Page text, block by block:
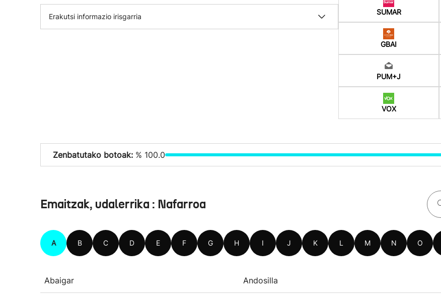
Erakutsi informazio irisgarria
SUMAR
GBAI
PUM+J
VOX
Zenbatutako botoak: % 100.0
Emaitzak, udalerrika : Nafarroa
A B C D E F G H I J K L M N O
Abaigar Andosilla